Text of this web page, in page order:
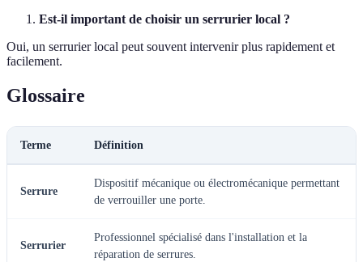
Est-il important de choisir un serrurier local ?
Oui, un serrurier local peut souvent intervenir plus rapidement et
facilement.
Glossaire
Terme Définition
Serrure
Dispositif mécanique ou électromécanique permettant
de verrouiller une porte.
Serrurier
Professionnel spécialisé dans l'installation et la
réparation de serrures.